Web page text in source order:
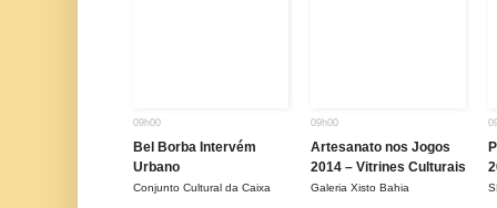
09h00
Bel Borba Intervém
Urbano
Conjunto Cultural da Caixa
09h00
Artesanato nos Jogos
2014 – Vitrines Culturais
Galeria Xisto Bahia